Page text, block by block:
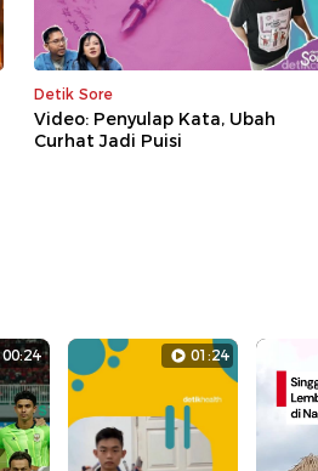
Detik Sore
Video: Penyulap Kata, Ubah
Curhat Jadi Puisi
00:24 01:24